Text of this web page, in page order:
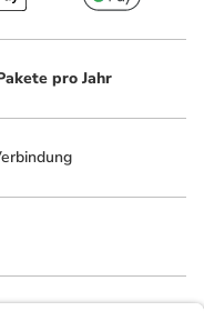
pro Jahr